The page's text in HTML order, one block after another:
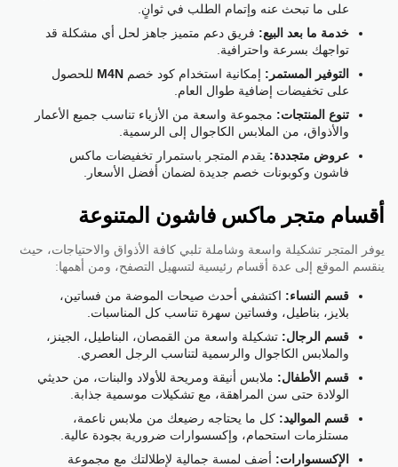
على ما تبحث عنه وإتمام الطلب في ثوانٍ.
خدمة ما بعد البيع: فريق دعم متميز جاهز لحل أي مشكلة قد
تواجهك بسرعة واحترافية.
التوفير المستمر: إمكانية استخدام كود خصم M4N للحصول
على تخفيضات إضافية طوال العام.
تنوع المنتجات: مجموعة واسعة من الأزياء تناسب جميع الأعمار
والأذواق، من الملابس الكاجوال إلى الرسمية.
عروض متجددة: يقدم المتجر باستمرار تخفيضات ماكس
فاشون وكوبونات خصم جديدة لضمان أفضل الأسعار.
أقسام متجر ماكس فاشون المتنوعة
يوفر المتجر تشكيلة واسعة وشاملة تلبي كافة الأذواق والاحتياجات، حيث
ينقسم الموقع إلى عدة أقسام رئيسية لتسهيل التصفح، ومن أهمها:
قسم النساء: اكتشفي أحدث صيحات الموضة من فساتين،
بلايز، بناطيل، وفساتين سهرة تناسب كل المناسبات.
قسم الرجال: تشكيلة واسعة من القمصان، البناطيل، الجينز،
والملابس الكاجوال والرسمية لتناسب الرجل العصري.
قسم الأطفال: ملابس أنيقة ومريحة للأولاد والبنات، من حديثي
الولادة حتى سن المراهقة، مع تشكيلات موسمية جذابة.
قسم المواليد: كل ما يحتاجه رضيعك من ملابس ناعمة،
مستلزمات استحمام، وإكسسوارات ضرورية بجودة عالية.
الإكسسوارات: أضف لمسة جمالية لإطلالتك مع مجموعة